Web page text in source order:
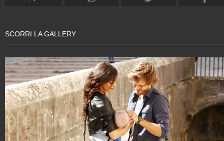
SCORRI LA GALLERY